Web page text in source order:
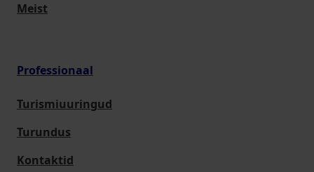
Meist
Professionaal
Turismiuuringud
Turundus
Kontaktid